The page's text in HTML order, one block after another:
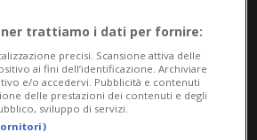
trattiamo i dati per fornire:
precisi. Scansione attiva delle
ai fini dell’identificazione. Archiviare
e/o accedervi. Pubblicità e contenuti
delle prestazioni dei contenuti e degli
sviluppo di servizi.